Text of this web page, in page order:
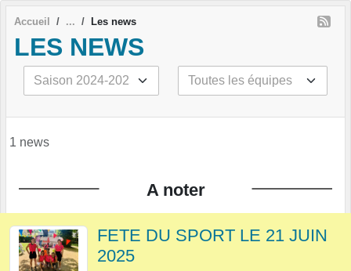
Accueil Les news
LES NEWS
1 news
A noter
FETE DU SPORT LE 21 JUIN
2025